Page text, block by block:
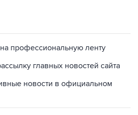
профессиональную ленту
главных новостей сайта
новости в официальном